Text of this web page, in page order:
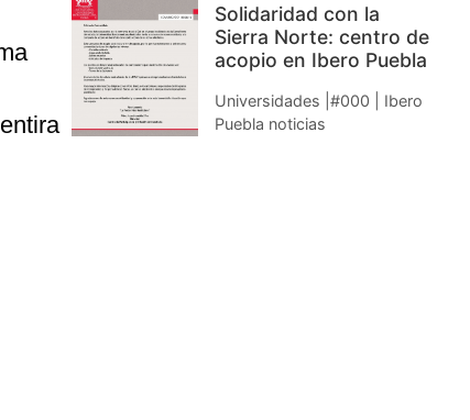
Solidaridad con la
Sierra Norte: centro de
acopio en Ibero Puebla
Universidades |#000 | Ibero
Puebla noticias